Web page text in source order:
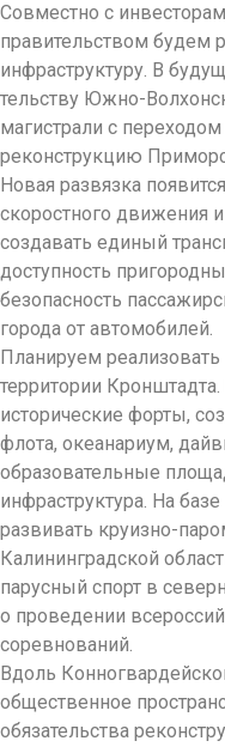
Совместно с
правительством будем
инфраструктуру. В
тельству Южно-
магистрали с
реконструкцию
Новая развязка
скоростного движения
создавать единый
доступность
безопасность
города от автомобилей.
Планируем
территории
исторические форты,
флота, океанариум,
образовательные
инфраструктура. На
развивать круизно-
Калининградской
парусный спорт в
о проведении
соревнований.
Вдоль
общественное
обязательства